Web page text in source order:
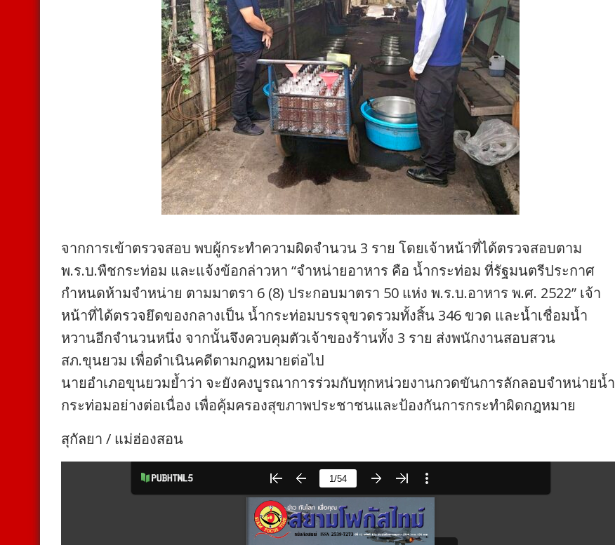
จากการเข้าตรวจสอบ พบผู้กระทำความผิดจำนวน 3 ราย โดยเจ้าหน้าที่ได้ตรวจสอบตาม
พ.ร.บ.พืชกระท่อม และแจ้งข้อกล่าวหา “จำหน่ายอาหาร คือ น้ำกระท่อม ที่รัฐมนตรีประกาศ
กำหนดห้ามจำหน่าย ตามมาตรา 6 (8) ประกอบมาตรา 50 แห่ง พ.ร.บ.อาหาร พ.ศ. 2522” เจ้า
หน้าที่ได้ตรวจยึดของกลางเป็น น้ำกระท่อมบรรจุขวดรวมทั้งสิ้น 346 ขวด และน้ำเชื่อมน้ำ
หวานอีกจำนวนหนึ่ง จากนั้นจึงควบคุมตัวเจ้าของร้านทั้ง 3 ราย ส่งพนักงานสอบสวน
สภ.ขุนยวม เพื่อดำเนินคดีตามกฎหมายต่อไป
นายอำเภอขุนยวมย้ำว่า จะยังคงบูรณาการร่วมกับทุกหน่วยงานกวดขันการลักลอบจำหน่ายน้ำ
กระท่อมอย่างต่อเนื่อง เพื่อคุ้มครองสุขภาพประชาชนและป้องกันการกระทำผิดกฎหมาย
สุกัลยา / แม่ฮ่องสอน